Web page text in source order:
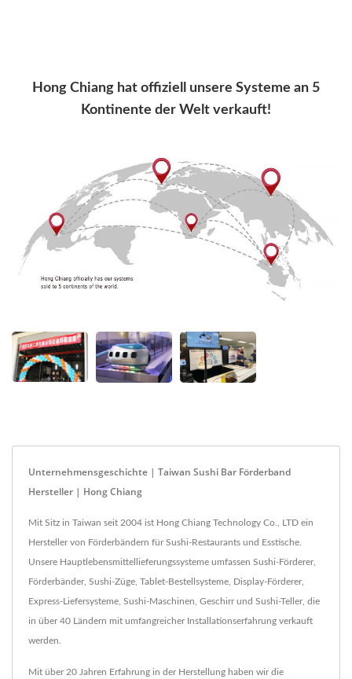
Hong Chiang hat offiziell unsere Systeme an 5
Kontinente der Welt verkauft!
Unternehmensgeschichte | Taiwan Sushi Bar Förderband
Hersteller | Hong Chiang
Mit Sitz in Taiwan seit 2004 ist Hong Chiang Technology Co., LTD ein
Hersteller von Förderbändern für Sushi-Restaurants und Esstische.
Unsere Hauptlebensmittellieferungssysteme umfassen Sushi-Förderer,
Förderbänder, Sushi-Züge, Tablet-Bestellsysteme, Display-Förderer,
Express-Liefersysteme, Sushi-Maschinen, Geschirr und Sushi-Teller, die
in über 40 Ländern mit umfangreicher Installationserfahrung verkauft
werden.
Mit über 20 Jahren Erfahrung in der Herstellung haben wir die